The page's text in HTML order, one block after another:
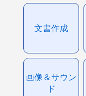
文書作成
画像＆サウン
ド